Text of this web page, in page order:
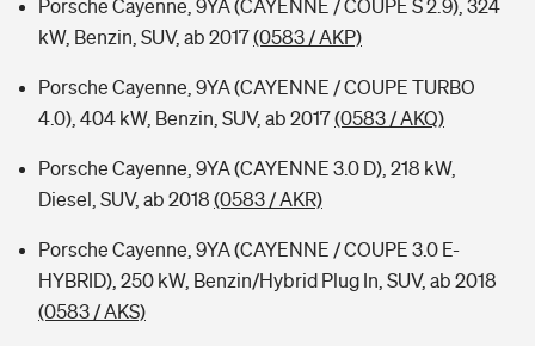
Porsche Cayenne, 9YA (CAYENNE / COUPE S 2.9), 324
kW, Benzin, SUV, ab 2017(0583 / AKP)
Porsche Cayenne, 9YA (CAYENNE / COUPE TURBO
4.0), 404 kW, Benzin, SUV, ab 2017(0583 / AKQ)
Porsche Cayenne, 9YA (CAYENNE 3.0 D), 218 kW,
Diesel, SUV, ab 2018 (0583 / AKR)
Porsche Cayenne, 9YA (CAYENNE / COUPE 3.0 E-
HYBRID), 250 kW, Benzin/Hybrid Plug In, SUV, ab 2018
(0583 / AKS)